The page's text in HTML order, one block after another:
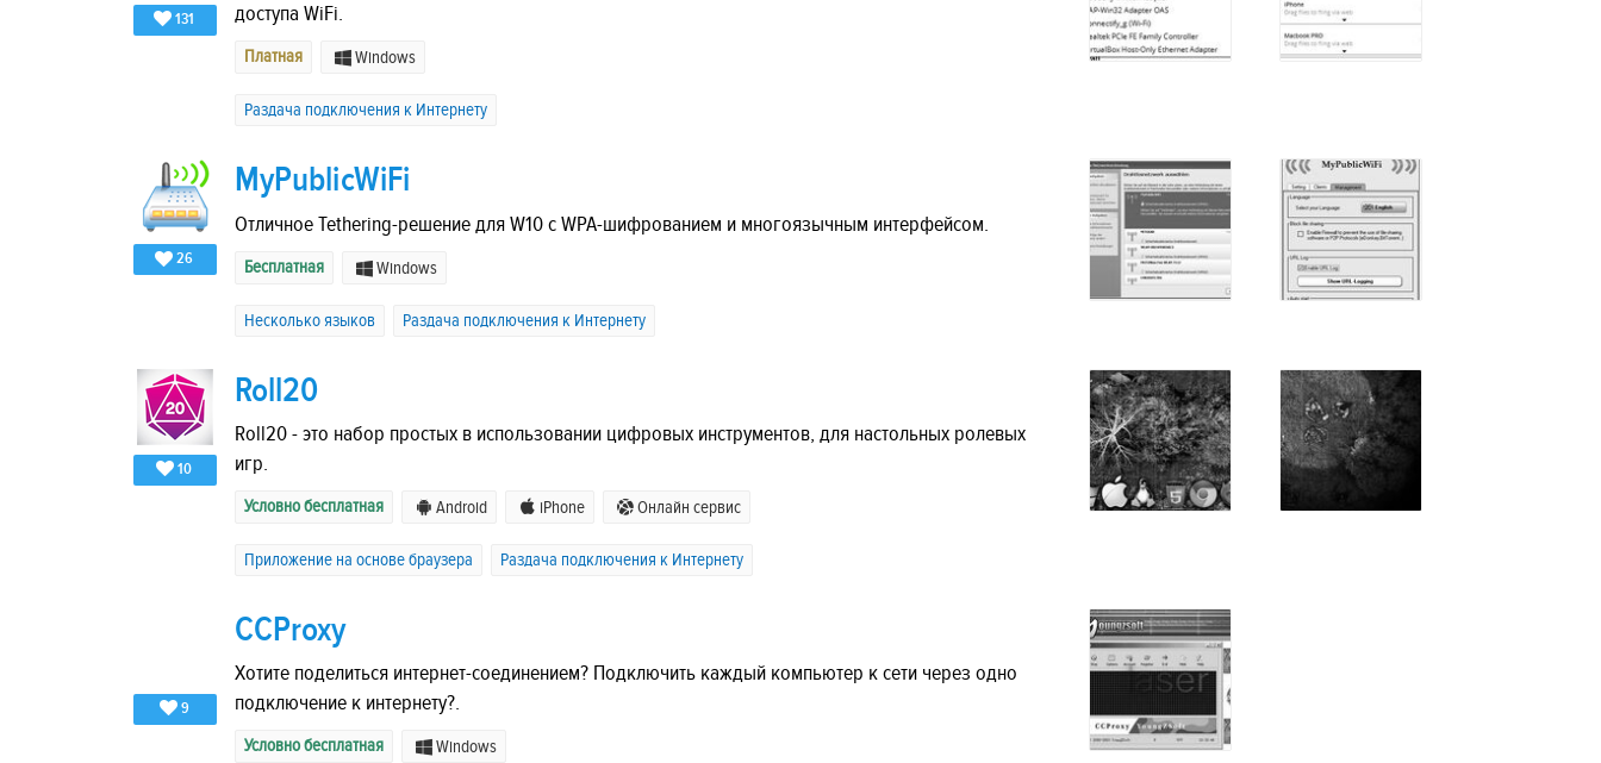
131
доступа WiFi.
Платная Windows
Раздача подключения к Интернету
26
MyPublicWiFi
Отличное Tethering-решение для W10 с WPA-шифрованием и многоязычным интерфейсом.
Бесплатная Windows
Несколько языков Раздача подключения к Интернету
10
Roll20
Roll20 - это набор простых в использовании цифровых инструментов, для настольных ролевых
игр.
Условно бесплатная Android iPhone Онлайн сервис
Приложение на основе браузера Раздача подключения к Интернету
9
CCProxy
Хотите поделиться интернет-соединением? Подключить каждый компьютер к сети через одно
подключение к интернету?.
Условно бесплатная Windows